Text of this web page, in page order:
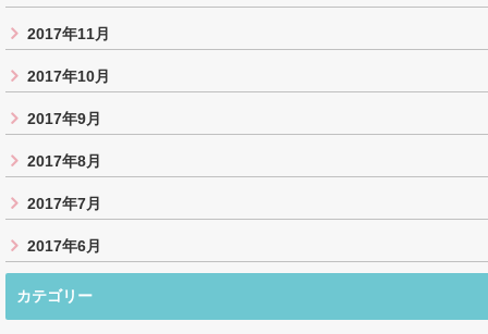
2017年11月
2017年10月
2017年9月
2017年8月
2017年7月
2017年6月
カテゴリー